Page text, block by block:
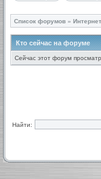
Список форумов » Интернет
Кто сейчас на форуме
Сейчас этот форум
Найти: